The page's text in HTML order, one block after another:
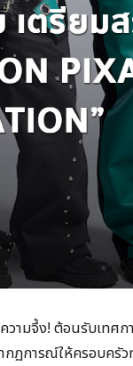
ามจึ้ง! ต้อนรับเทศก
กฏการณ์ให้ครอบค